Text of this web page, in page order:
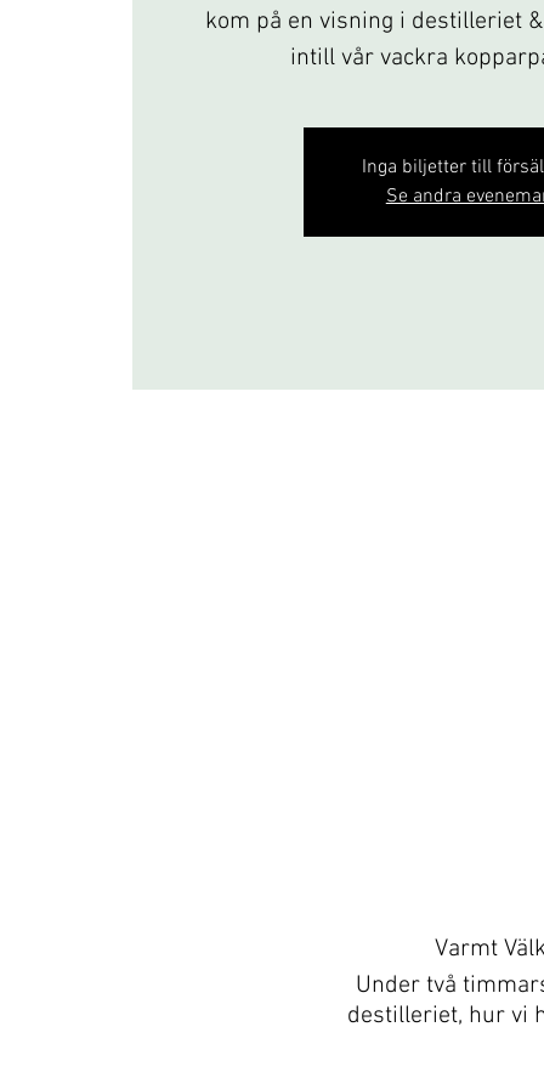
kom på en visning i destilleriet
intill vår vackra
Inga biljetter till
Se andra
Varmt
Under två
destilleriet, hur vi